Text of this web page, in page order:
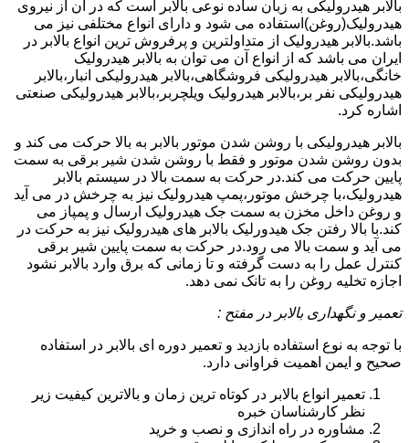
بالابر هیدرولیکی به زبان ساده نوعی بالابر است که در آن از نیروی
هیدرولیک(روغن)استفاده می شود و دارای انواع مختلفی نیز می
باشد.بالابر هیدرولیک از متداولترین و پرفروش ترین انواع بالابر در
ایران می باشد که از انواع آن می توان به بالابر هیدرولیک
خانگی،بالابر هیدرولیکی فروشگاهی،بالابر هیدرولیکی انبار،بالابر
هیدرولیکی نفر بر،بالابر هیدرولیک ویلچربر،بالابر هیدرولیکی صنعتی
اشاره کرد.
بالابر هیدرولیکی با روشن شدن موتور بالابر به بالا حرکت می کند و
بدون روشن شدن موتور و فقط با روشن شدن شیر برقی به سمت
پایین حرکت می کند.در حرکت به سمت بالا در سیستم بالابر
هیدرولیک،با چرخش موتور،پمپ هیدرولیک نیز به چرخش در می آید
و روغن داخل مخزن به سمت جک هیدرولیک ارسال و پمپاز می
کند.با بالا رفتن جک هیدورلیک بالابر های هیدرولیک نیز به حرکت در
می آید و سمت بالا می رود.در حرکت به سمت پایین شیر برقی
کنترل عمل را به دست گرفته و تا زمانی که برق وارد بالابر نشود
اجازه تخلیه روغن را به تانک نمی دهد.
تعمیر و نگهداری بالابر در مفتح :
با توجه به نوع استفاده بازدید و تعمیر دوره ای بالابر در استفاده
صحیح و ایمن اهمیت فراوانی دارد.
تعمیر انواع بالابر در کوتاه ترین زمان و بالاترین کیفیت زیر
نظر کارشناسان خبره
مشاوره در راه اندازی و نصب و خرید